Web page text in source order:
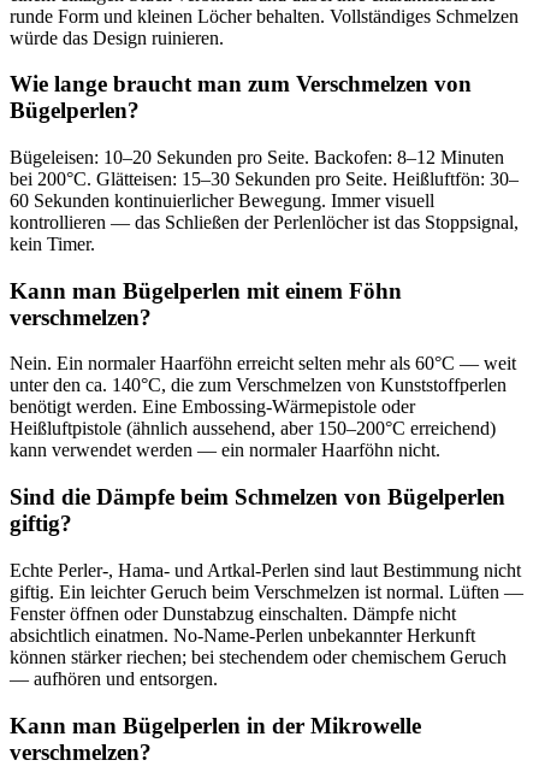
runde Form und kleinen Löcher behalten. Vollständiges Schmelzen
würde das Design ruinieren.
Wie lange braucht man zum Verschmelzen von
Bügelperlen?
Bügeleisen: 10–20 Sekunden pro Seite. Backofen: 8–12 Minuten
bei 200°C. Glätteisen: 15–30 Sekunden pro Seite. Heißluftfön: 30–
60 Sekunden kontinuierlicher Bewegung. Immer visuell
kontrollieren — das Schließen der Perlenlöcher ist das Stoppsignal,
kein Timer.
Kann man Bügelperlen mit einem Föhn
verschmelzen?
Nein. Ein normaler Haarföhn erreicht selten mehr als 60°C — weit
unter den ca. 140°C, die zum Verschmelzen von Kunststoffperlen
benötigt werden. Eine Embossing-Wärmepistole oder
Heißluftpistole (ähnlich aussehend, aber 150–200°C erreichend)
kann verwendet werden — ein normaler Haarföhn nicht.
Sind die Dämpfe beim Schmelzen von Bügelperlen
giftig?
Echte Perler-, Hama- und Artkal-Perlen sind laut Bestimmung nicht
giftig. Ein leichter Geruch beim Verschmelzen ist normal. Lüften —
Fenster öffnen oder Dunstabzug einschalten. Dämpfe nicht
absichtlich einatmen. No-Name-Perlen unbekannter Herkunft
können stärker riechen; bei stechendem oder chemischem Geruch
— aufhören und entsorgen.
Kann man Bügelperlen in der Mikrowelle
verschmelzen?